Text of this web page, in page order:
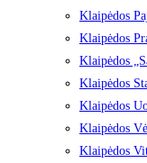
Klaipėdos
Klaipėdos
Klaipėdos
Klaipėdos
Klaipėdos
Klaipėdos
Klaipėdos